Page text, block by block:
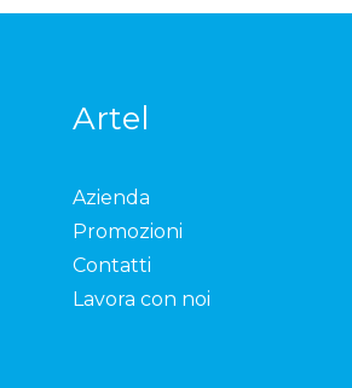
Artel
Azienda
Promozioni
Contatti
Lavora con noi